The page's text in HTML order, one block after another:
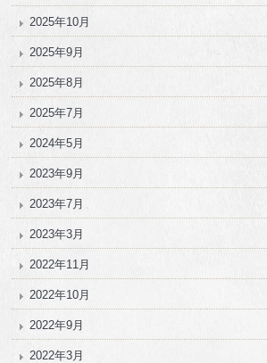
2025年10月
2025年9月
2025年8月
2025年7月
2024年5月
2023年9月
2023年7月
2023年3月
2022年11月
2022年10月
2022年9月
2022年3月